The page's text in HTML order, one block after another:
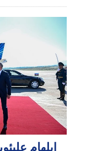
ایلهام